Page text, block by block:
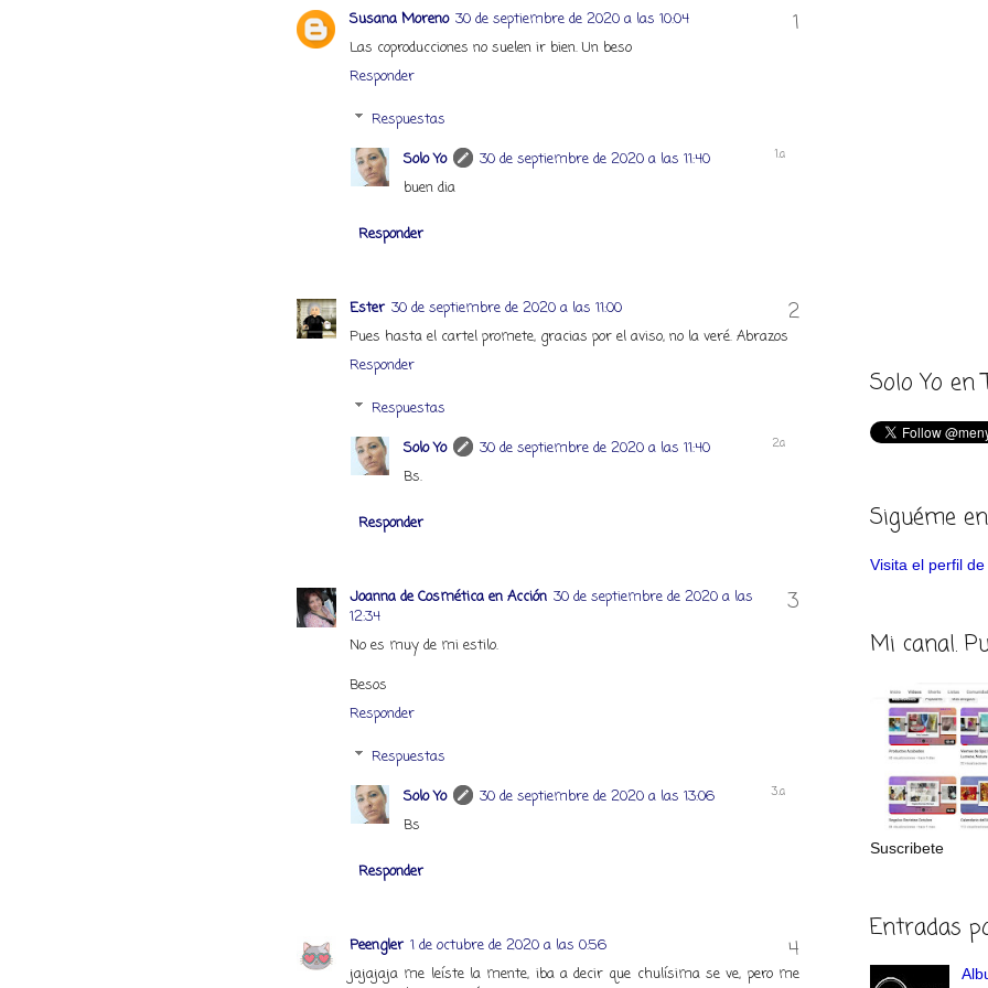
Susana Moreno 30 de septiembre de 2020 a las 10:04
Las coproducciones no suelen ir bien. Un beso
Responder
Respuestas
Solo Yo
30 de septiembre de 2020 a las 11:40
buen dia
Responder
Ester 30 de septiembre de 2020 a las 11:00
Pues hasta el cartel promete, gracias por el aviso, no la veré. Abrazos
Responder
Respuestas
Solo Yo
30 de septiembre de 2020 a las 11:40
Bs.
Responder
Joanna de Cosmética en Acción 30 de septiembre de 2020 a las
12:34
No es muy de mi estilo.
Besos
Responder
Respuestas
Solo Yo
30 de septiembre de 2020 a las 13:06
Bs
Responder
Peengler 1 de octubre de 2020 a las 0:56
jajajaja me leíste la mente, iba a decir que chulísima se ve, pero me
Solo Yo en
Siguéme
Visita el perfil
Mi canal.
Suscribete
Entradas